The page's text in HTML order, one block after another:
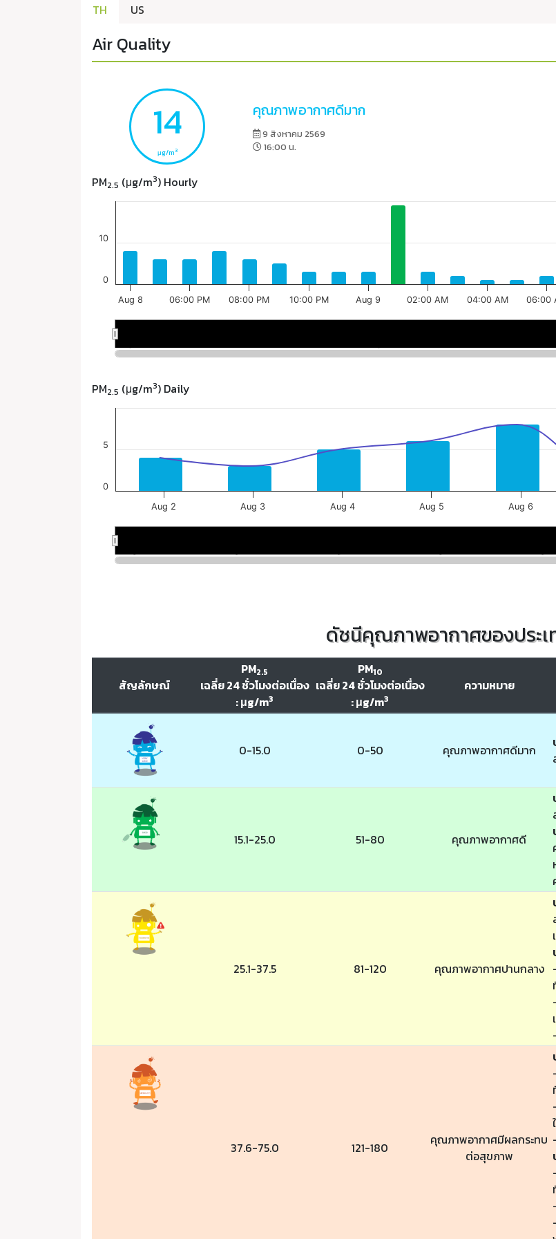
TH US
Air Quality
14
μg/m3
คุณภาพอากาศดีมาก
9 สิงหาคม 2569
16:00 น.
PM2.5 (μg/m3) Hourly
PM2.5 (μg/m3) Daily
ดัชนีคุณภาพอากาศของประเ
สัญลักษณ์
PM2.5
เฉลี่ย 24 ชั่วโมงต่อเนื่อง
: μg/m3
PM10
เฉลี่ย 24 ชั่วโมงต่อเนื่อง
: μg/m3
ความหมาย
0-15.0 0-50 คุณภาพอากาศดีมาก
15.1-25.0 51-80 คุณภาพอากาศดี
25.1-37.5 81-120 คุณภาพอากาศปานกลาง
37.6-75.0 121-180
คุณภาพอากาศมีผลกระทบ
ต่อสุขภาพ